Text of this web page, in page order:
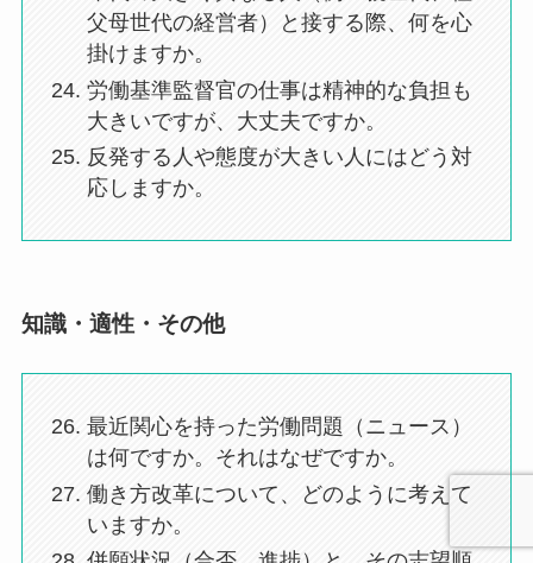
父母世代の経営者）と接する際、何を心
掛けますか。
労働基準監督官の仕事は精神的な負担も
大きいですが、大丈夫ですか。
反発する人や態度が大きい人にはどう対
応しますか。
知識・適性・その他
最近関心を持った労働問題（ニュース）
は何ですか。それはなぜですか。
働き方改革について、どのように考えて
いますか。